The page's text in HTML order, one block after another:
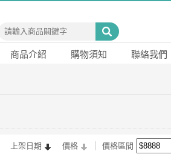
商品介紹 購物須知 聯絡我們
上架日期 價格 價格區間